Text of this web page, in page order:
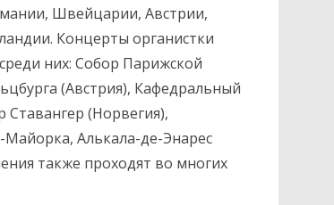
Швейцарии, Австрии,
Концерты органистки
них: Собор Парижской
(Австрия), Кафедральный
(Норвегия),
Алькала-де-Энарес
также проходят во многих